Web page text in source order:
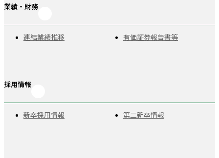
業績・財務
連結業績推移 有価証券報告書等
採用情報
新卒採用情報 第二新卒情報